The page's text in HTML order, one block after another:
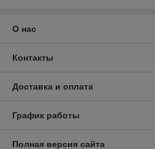
О нас
Контакты
Доставка и оплата
График работы
Полная версия сайта